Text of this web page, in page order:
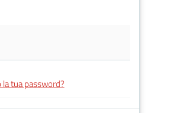
tua password?